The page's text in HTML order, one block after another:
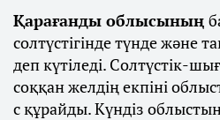
Қарағанды облысының
солтүстігінде түнде және
деп күтіледі. Солтүстік-
соққан желдің екпіні
с құрайды. Күндіз облыстың